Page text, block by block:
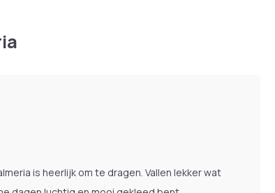
is heerlijk om te dragen. Vallen lekker wat